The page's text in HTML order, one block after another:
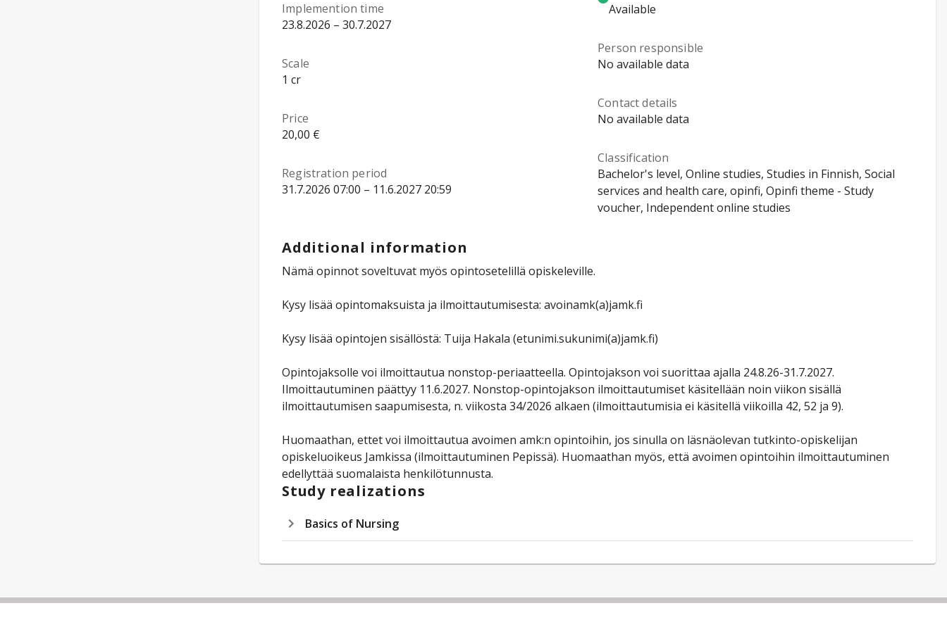
Implemention time
23.8.2026 – 30.7.2027
Scale
1 cr
Price
20,00 €
Registration period
31.7.2026 07:00 – 11.6.2027 20:59
Available
Person responsible
No available data
Contact details
No available data
Classification
Bachelor's level, Online studies, Studies in Finnish, Social
services and health care, opinfi, Opinfi theme - Study
voucher, Independent online studies
Additional information
Nämä opinnot soveltuvat myös opintosetelillä opiskeleville.
Kysy lisää opintomaksuista ja ilmoittautumisesta: avoinamk(a)jamk.fi
Kysy lisää opintojen sisällöstä: Tuija Hakala (etunimi.sukunimi(a)jamk.fi)
Opintojaksolle voi ilmoittautua nonstop-periaatteella. Opintojakson voi suorittaa ajalla 24.8.26-31.7.2027.
Ilmoittautuminen päättyy 11.6.2027. Nonstop-opintojakson ilmoittautumiset käsitellään noin viikon sisällä
ilmoittautumisen saapumisesta, n. viikosta 34/2026 alkaen (ilmoittautumisia ei käsitellä viikoilla 42, 52 ja 9).
Huomaathan, ettet voi ilmoittautua avoimen amk:n opintoihin, jos sinulla on läsnäolevan tutkinto-opiskelijan
opiskeluoikeus Jamkissa (ilmoittautuminen Pepissä). Huomaathan myös, että avoimen opintoihin ilmoittautuminen
edellyttää suomalaista henkilötunnusta.
Study realizations
Basics of Nursing